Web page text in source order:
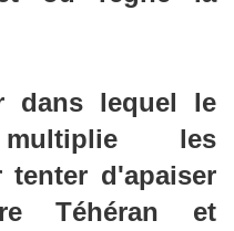
dans lequel le
les
tenter d'apaiser
Téhéran et